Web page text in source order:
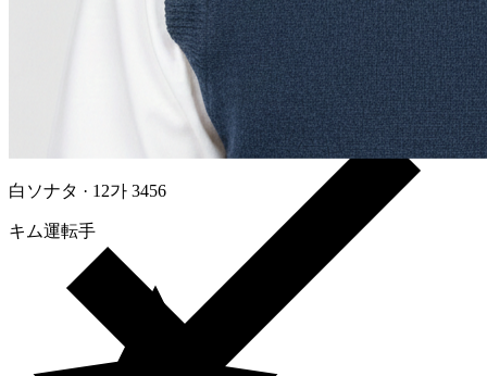
白ソナタ · 12가 3456
キム運転手
AIリアルタイム自動翻訳